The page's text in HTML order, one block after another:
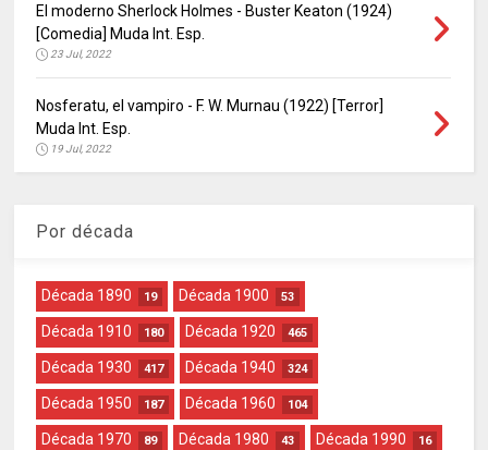
El moderno Sherlock Holmes - Buster Keaton (1924)
[Comedia] Muda Int. Esp.
23 Jul, 2022
Nosferatu, el vampiro - F. W. Murnau (1922) [Terror]
Muda Int. Esp.
19 Jul, 2022
Por década
Década 1890 19 Década 1900 53
Década 1910 180 Década 1920 465
Década 1930 417 Década 1940 324
Década 1950 187 Década 1960 104
Década 1970 89 Década 1980 43 Década 1990 16